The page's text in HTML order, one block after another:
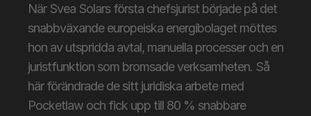
När Svea Solars första chefsjurist började på det
snabbväxande europeiska energibolaget möttes
hon av utspridda avtal, manuella processer och en
juristfunktion som bromsade verksamheten. Så
här förändrade de sitt juridiska arbete med
Pocketlaw och fick upp till 80 % snabbare